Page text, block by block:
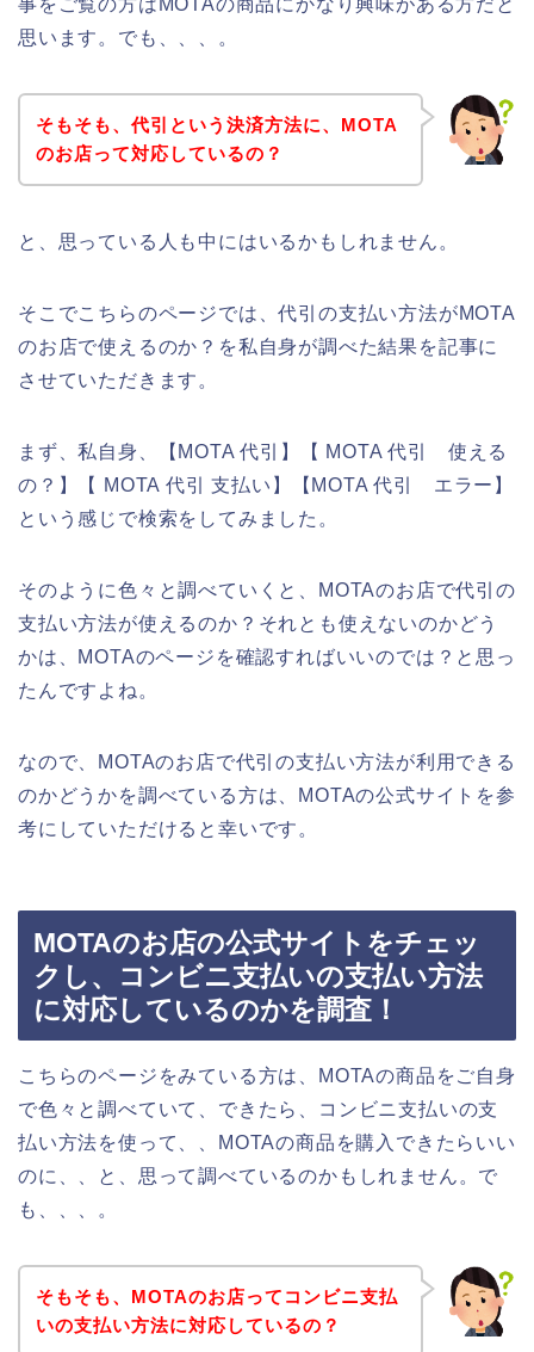
事をご覧の方はMOTAの商品にかなり興味がある方だと
思います。でも、、、。
そもそも、代引という決済方法に、MOTA
のお店って対応しているの？
と、思っている人も中にはいるかもしれません。
そこでこちらのページでは、代引の支払い方法がMOTA
のお店で使えるのか？を私自身が調べた結果を記事に
させていただきます。
まず、私自身、【MOTA 代引】【 MOTA 代引 使える
の？】【 MOTA 代引 支払い】【MOTA 代引 エラー】
という感じで検索をしてみました。
そのように色々と調べていくと、MOTAのお店で代引の
支払い方法が使えるのか？それとも使えないのかどう
かは、MOTAのページを確認すればいいのでは？と思っ
たんですよね。
なので、MOTAのお店で代引の支払い方法が利用できる
のかどうかを調べている方は、MOTAの公式サイトを参
考にしていただけると幸いです。
MOTAのお店の公式サイトをチェッ
クし、コンビニ支払いの支払い方法
に対応しているのかを調査！
こちらのページをみている方は、MOTAの商品をご自身
で色々と調べていて、できたら、コンビニ支払いの支
払い方法を使って、、MOTAの商品を購入できたらいい
のに、、と、思って調べているのかもしれません。で
も、、、。
そもそも、MOTAのお店ってコンビニ支払
いの支払い方法に対応しているの？